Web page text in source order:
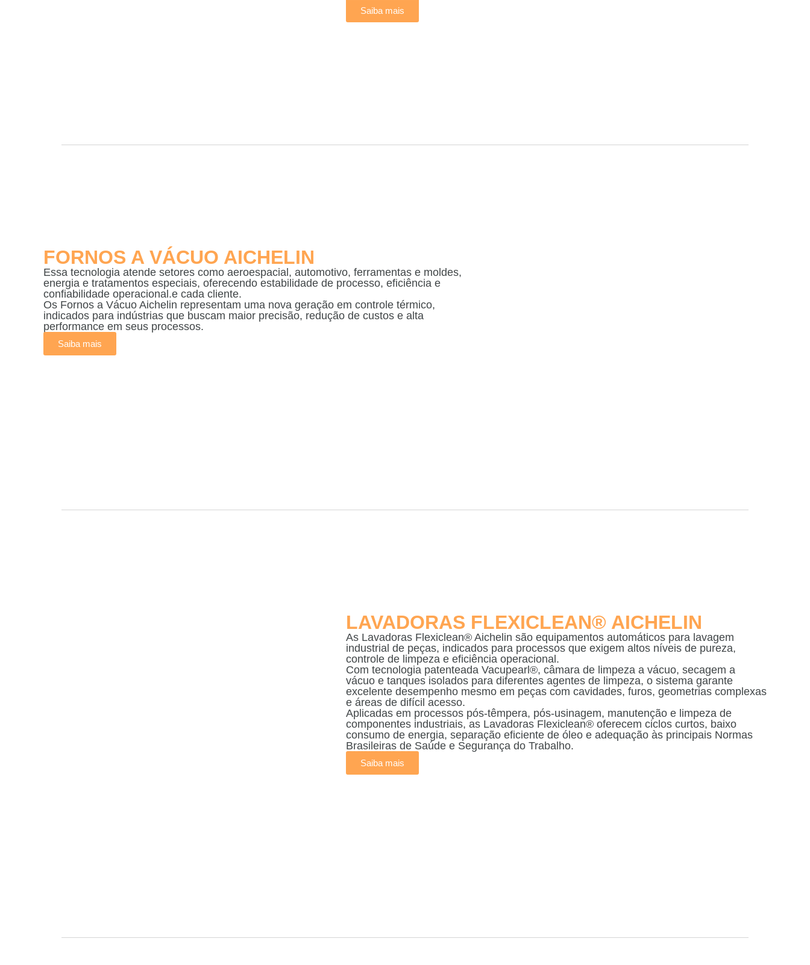
Saiba mais
FORNOS A VÁCUO AICHELIN
Essa tecnologia atende setores como aeroespacial, automotivo, ferramentas e moldes,
energia e tratamentos especiais, oferecendo estabilidade de processo, eficiência e
confiabilidade operacional.e cada cliente.
Os Fornos a Vácuo Aichelin representam uma nova geração em controle térmico,
indicados para indústrias que buscam maior precisão, redução de custos e alta
performance em seus processos.
Saiba mais
LAVADORAS FLEXICLEAN® AICHELIN
As Lavadoras Flexiclean® Aichelin são equipamentos automáticos para lavagem
industrial de peças, indicados para processos que exigem altos níveis de pureza,
controle de limpeza e eficiência operacional.
Com tecnologia patenteada Vacupearl®, câmara de limpeza a vácuo, secagem a
vácuo e tanques isolados para diferentes agentes de limpeza, o sistema garante
excelente desempenho mesmo em peças com cavidades, furos, geometrias complexas
e áreas de difícil acesso.
Aplicadas em processos pós-têmpera, pós-usinagem, manutenção e limpeza de
componentes industriais, as Lavadoras Flexiclean® oferecem ciclos curtos, baixo
consumo de energia, separação eficiente de óleo e adequação às principais Normas
Brasileiras de Saúde e Segurança do Trabalho.
Saiba mais